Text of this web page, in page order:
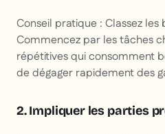
Conseil pratique : Classez
Commencez par les tâches
répétitives qui consomment
de dégager rapidement des
2. Impliquer les parties